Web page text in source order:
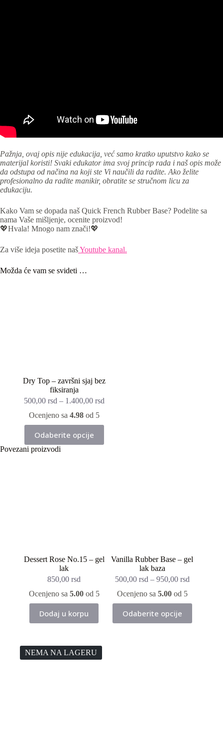
Pažnja, ovaj opis nije edukacija, već samo kratko uputstvo kako se
materijal koristi! Svaki edukator ima svoj princip rada i naš opis može
da odstupa od načina na koji ste Vi naučili da radite. Ako želite
profesionalno da radite manikir, obratite se stručnom licu za
edukaciju.
Kako Vam se dopada naš Quick French Rubber Base? Podelite sa
nama Vaše mišljenje, ocenite proizvod!
💖Hvala! Mnogo nam znači!💖
Za više ideja posetite našYoutube kanal.
Možda će vam se svideti …
Dry Top – završni sjaj bez
fiksiranja
500,00 rsd – 1.400,00 rsd
Ocenjeno sa 4.98od 5
Odaberite opcije
proizvod
ima
Povezani proizvodi
Dessert Rose No.15 – gel
lak
850,00rsd
Ocenjeno sa 5.00od 5
Dodaj u korpu
Vanilla Rubber Base – gel
lak baza
500,00 rsd – 950,00 rsd
Ocenjeno sa 5.00od 5
Odaberite opcije
proizvod
ima
NEMA NA LAGERU